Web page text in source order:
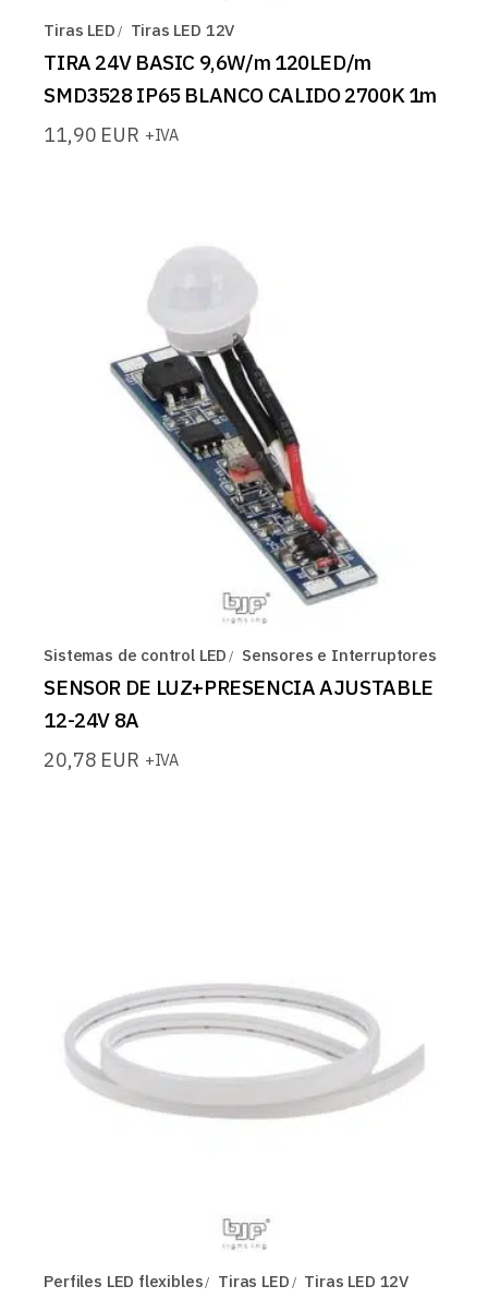
Tiras LED Tiras LED 12V
TIRA 24V BASIC 9,6W/m 120LED/m
SMD3528 IP65 BLANCO CALIDO 2700K 1m
11,90 EUR +IVA
Sistemas de control LED Sensores e Interruptores
SENSOR DE LUZ+PRESENCIA AJUSTABLE
12-24V 8A
20,78 EUR +IVA
Perfiles LED flexibles Tiras LED Tiras LED 12V